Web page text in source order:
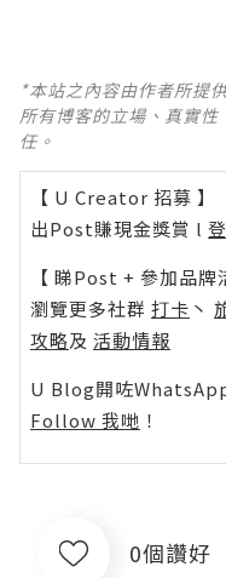
*本站之內容由作者所提
所有博客的立場、真實
任。
【 U Creator 招募 】
出Post賺現金獎賞 l
【 睇Post + 參加品牌
瀏覽更多社群 打卡 丶
攻略及 活動情報
U Blog開咗
Follow 我哋 ！
0個讚好